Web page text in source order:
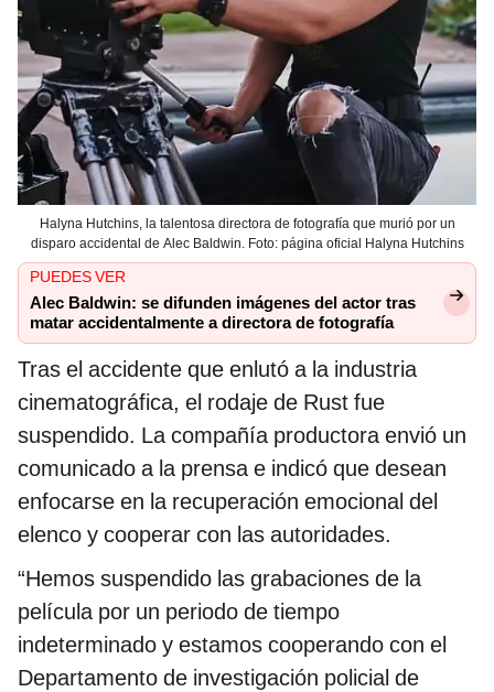
Halyna Hutchins, la talentosa directora de fotografía que murió por un
disparo accidental de Alec Baldwin. Foto: página oficial Halyna Hutchins
PUEDES VER
Alec Baldwin: se difunden imágenes del actor tras
matar accidentalmente a directora de fotografía
Tras el accidente que enlutó a la industria
cinematográfica, el rodaje de Rust fue
suspendido. La compañía productora envió un
comunicado a la prensa e indicó que desean
enfocarse en la recuperación emocional del
elenco y cooperar con las autoridades.
“Hemos suspendido las grabaciones de la
película por un periodo de tiempo
indeterminado y estamos cooperando con el
Departamento de investigación policial de